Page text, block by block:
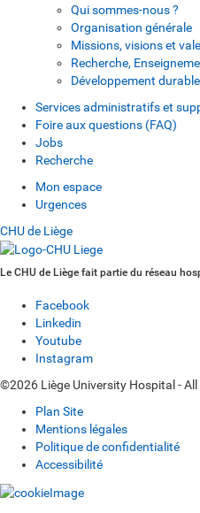
Qui sommes-nous ?
Organisation générale
Missions, visions et
Recherche,
Développement durable
Services administratifs et
Foire aux questions (FAQ)
Jobs
Recherche
Mon espace
Urgences
CHU de Liège
Le CHU de Liège fait partie du réseau
Facebook
Linkedin
Youtube
Instagram
©2026 Liège University Hospital - All
Plan Site
Mentions légales
Politique de confidentialité
Accessibilité